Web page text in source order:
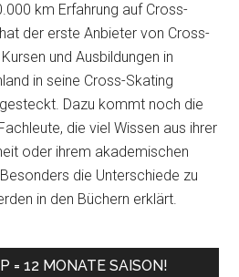
km Erfahrung auf Cross-
der erste Anbieter von Cross-
und Ausbildungen in
in seine Cross-Skating
Dazu kommt noch die
die viel Wissen aus ihrer
oder ihrem akademischen
die Unterschiede zu
in den Büchern erklärt.
= 12 MONATE SAISON!